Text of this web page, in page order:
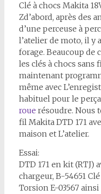
Clé à chocs Makita
Zd’abord, après des
d’une perceuse à
l’atelier de moto, il y
forage. Beaucoup de
les clés à chocs sans
maintenant
même avec
habituel pour le
roue résoudre. Nous
fil Makita DTD 171
maison et L’atelier.
Essai:
DTD 171 en kit (RTJ)
chargeur, B-54651
Torsion E-03567 ainsi